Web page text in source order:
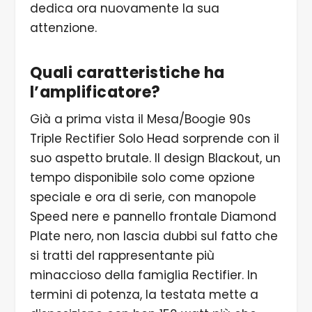
dedica ora nuovamente la sua
attenzione.
Quali caratteristiche ha
l’amplificatore?
Già a prima vista il Mesa/Boogie 90s
Triple Rectifier Solo Head sorprende con il
suo aspetto brutale. Il design Blackout, un
tempo disponibile solo come opzione
speciale e ora di serie, con manopole
Speed nere e pannello frontale Diamond
Plate nero, non lascia dubbi sul fatto che
si tratti del rappresentante più
minaccioso della famiglia Rectifier. In
termini di potenza, la testata mette a